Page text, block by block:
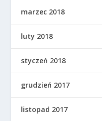
marzec 2018
luty 2018
styczeń 2018
grudzień 2017
listopad 2017